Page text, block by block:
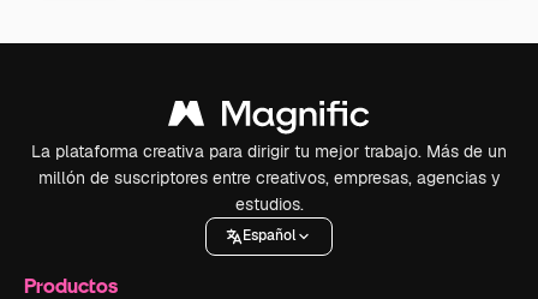
La plataforma creativa para dirigir tu mejor trabajo. Más de un
millón de suscriptores entre creativos, empresas, agencias y
estudios.
Español
Productos